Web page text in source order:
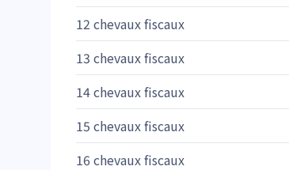
12 chevaux fiscaux
13 chevaux fiscaux
14 chevaux fiscaux
15 chevaux fiscaux
16 chevaux fiscaux